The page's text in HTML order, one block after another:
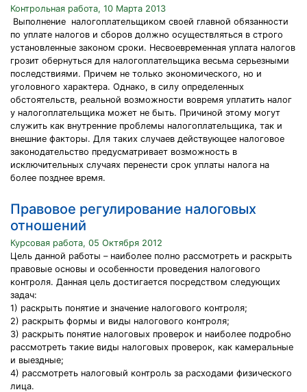
Контрольная работа, 10 Марта 2013
Выполнение налогоплательщиком своей главной обязанности
по уплате налогов и сборов должно осуществляться в строго
установленные законом сроки. Несвоевременная уплата налогов
грозит обернуться для налогоплательщика весьма серьезными
последствиями. Причем не только экономического, но и
уголовного характера. Однако, в силу определенных
обстоятельств, реальной возможности вовремя уплатить налог
у налогоплательщика может не быть. Причиной этому могут
служить как внутренние проблемы налогоплательщика, так и
внешние факторы. Для таких случаев действующее налоговое
законодательство предусматривает возможность в
исключительных случаях перенести срок уплаты налога на
более позднее время.
Правовое регулирование налоговых
отношений
Курсовая работа, 05 Октября 2012
Цель данной работы – наиболее полно рассмотреть и раскрыть
правовые основы и особенности проведения налогового
контроля. Данная цель достигается посредством следующих
задач:
1) раскрыть понятие и значение налогового контроля;
2) раскрыть формы и виды налогового контроля;
3) раскрыть понятие налоговых проверок и наиболее подробно
рассмотреть такие виды налоговых проверок, как камеральные
и выездные;
4) рассмотреть налоговый контроль за расходами физического
лица.